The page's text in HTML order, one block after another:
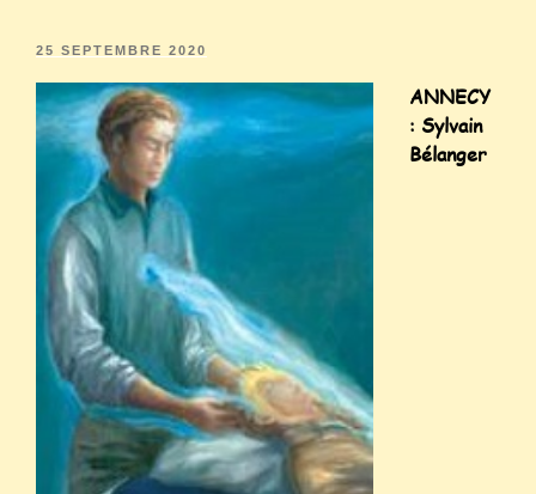
25 SEPTEMBRE 2020
ANNECY
: Sylvain
Bélanger